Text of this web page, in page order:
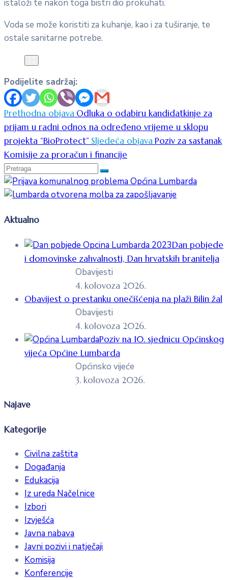
istaloži te nakon toga bistri dio prokuhati.
Voda se može koristiti za kuhanje, kao i za tuširanje, te
ostale sanitarne potrebe.
Podijelite sadržaj:
Prethodna objava Odluka o odabiru kandidatkinje za
prijam u radni odnos na određeno vrijeme u sklopu
projekta “BioProtect” Sljedeća objavaPoziv za sastanak
Komisije za proračun i financije
Aktualno
Dan pobjede
i domovinske zahvalnosti, Dan hrvatskih branitelja
Obavijesti
4. kolovoza 2026.
Obavijest o prestanku onečišćenja na plaži Bilin žal
Obavijesti
4. kolovoza 2026.
Poziv na 10. sjednicu Općinskog
vijeća Općine Lumbarda
Općinsko vijeće
3. kolovoza 2026.
Najave
Kategorije
Civilna zaštita
Događanja
Edukacija
Iz ureda Načelnice
Izbori
Izvješća
Javna nabava
Javni pozivi i natječaji
Komisija
Konferencije